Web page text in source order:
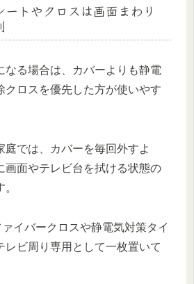
トやクロスは画面まわり
なる場合は、カバーよりも静電
クロスを優先した方が使いやす
庭では、カバーを毎回外すよ
画面やテレビ台を拭ける状態の
イバークロスや静電気対策タイ
レビ周り専用として一枚置いて